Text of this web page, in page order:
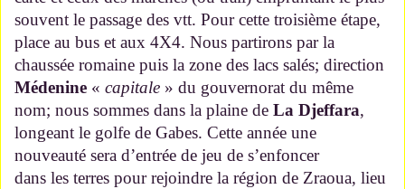
souvent le passage des vtt. Pour cette troisième étape,
place au bus et aux 4X4. Nous partirons par la
chaussée romaine puis la zone des lacs salés; direction
Médenine « capitale » du gouvernorat du même
nom; nous sommes dans la plaine de La Djeffara,
longeant le golfe de Gabes. Cette année une
nouveauté sera d’entrée de jeu de s’enfoncer
dans les terres pour rejoindre la région de Zraoua, lieu